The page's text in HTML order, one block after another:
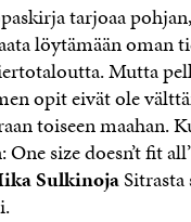
tarjoaa
löytämään oman
Mutta
opit eivät ole
toiseen maahan.
size doesn’t fit
SulkinojaSitrasta